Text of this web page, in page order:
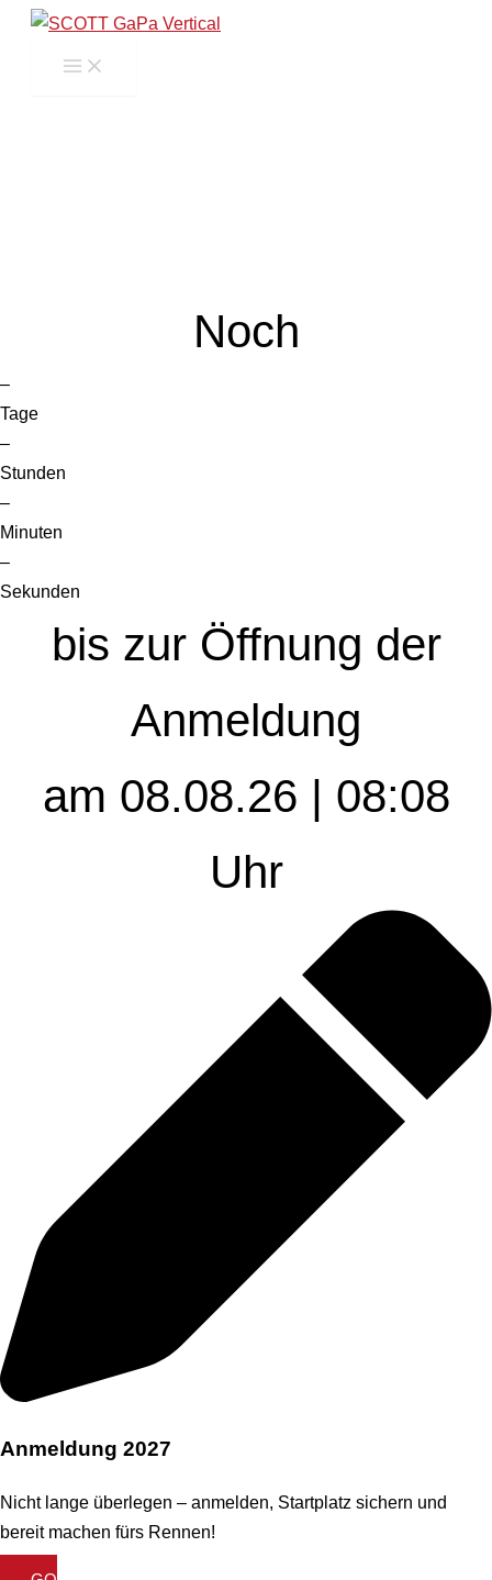
Zum
Noch
–
Tage
–
Stunden
–
Minuten
–
Sekunden
bis zur Öffnung der
Anmeldung
am 08.08.26 | 08:08
Uhr
Anmeldung 2027
Nicht lange überlegen – anmelden, Startplatz sichern und
bereit machen fürs Rennen!